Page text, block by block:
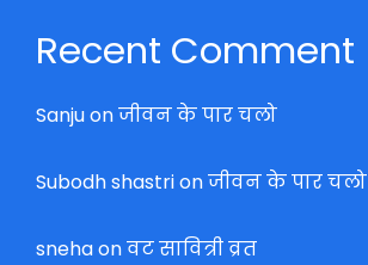
Recent Comment
Sanjuonजीवन के पार चलो
Subodh shastrionजीवन के पार चलो
snehaonवट सावित्री व्रत